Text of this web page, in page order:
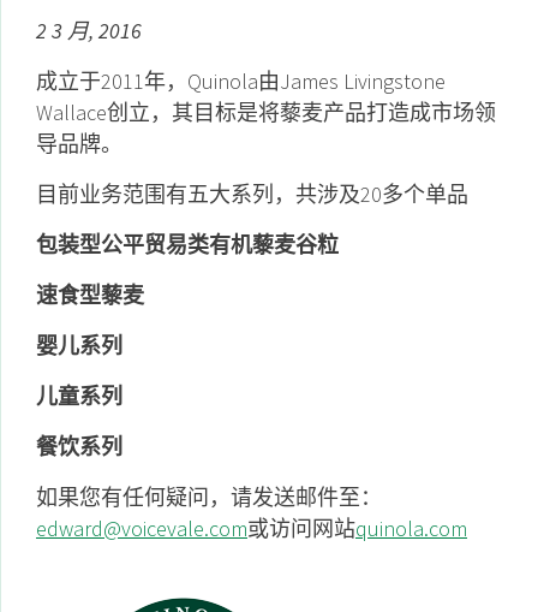
2 3 月, 2016
成立于2011年，Quinola由James Livingstone
Wallace创立，其目标是将藜麦产品打造成市场领
导品牌。
目前业务范围有五大系列，共涉及20多个单品
包装型公平贸易类有机藜麦谷粒
速食型藜麦
婴儿系列
儿童系列
餐饮系列
如果您有任何疑问，请发送邮件至：
edward@voicevale.com或访问网站quinola.com